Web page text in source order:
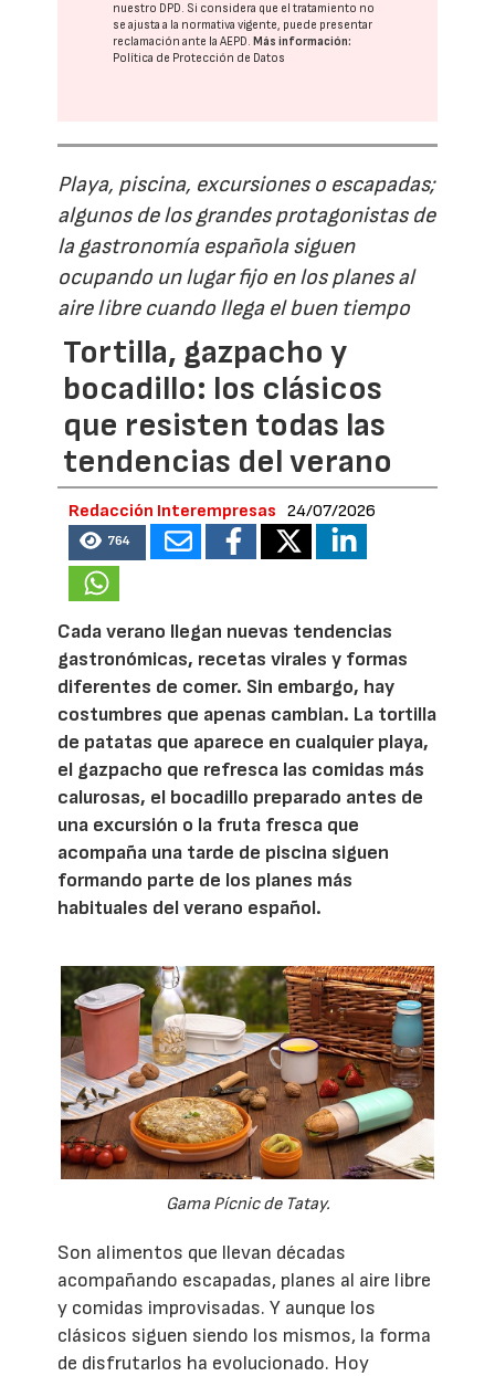
nuestro DPD . Si considera que el tratamiento no
se ajusta a la normativa vigente, puede presentar
reclamación ante laAEPD .Más información:
Política de Protección de Datos
Playa, piscina, excursiones o escapadas;
algunos de los grandes protagonistas de
la gastronomía española siguen
ocupando un lugar fijo en los planes al
aire libre cuando llega el buen tiempo
Tortilla, gazpacho y
bocadillo: los clásicos
que resisten todas las
tendencias del verano
Redacción Interempresas 24/07/2026
764
Cada verano llegan nuevas tendencias
gastronómicas, recetas virales y formas
diferentes de comer. Sin embargo, hay
costumbres que apenas cambian. La tortilla
de patatas que aparece en cualquier playa,
el gazpacho que refresca las comidas más
calurosas, el bocadillo preparado antes de
una excursión o la fruta fresca que
acompaña una tarde de piscina siguen
formando parte de los planes más
habituales del verano español.
Gama Pícnic de Tatay.
Son alimentos que llevan décadas
acompañando escapadas, planes al aire libre
y comidas improvisadas. Y aunque los
clásicos siguen siendo los mismos, la forma
de disfrutarlos ha evolucionado. Hoy